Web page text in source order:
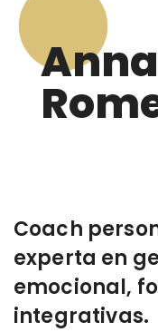
Anna
Coach
experta en
emocional,
integrativas.